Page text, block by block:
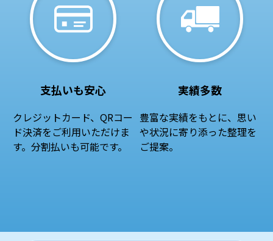
支払いも安心
クレジットカード、QRコー
ド決済をご利用いただけま
す。分割払いも可能です。
実績多数
豊富な実績をもとに、思い
や状況に寄り添った整理を
ご提案。